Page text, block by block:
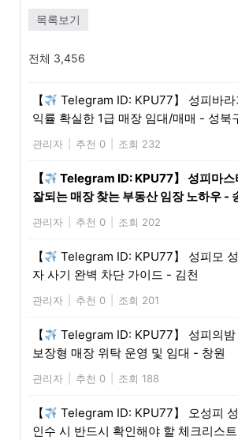
목록보기
전체 3,456
【
Telegram ID: KPU77】 성피바
익률 확실한 1급 매장 임대/매매 - 성북
관리자 추천 0 조회 232
【
Telegram ID: KPU77】 성피마스
잘되는 매장 찾는 부동산 임장 노하우 -
관리자 추천 0 조회 202
【
Telegram ID: KPU77】 성피모
자 사기 완벽 차단 가이드 - 김천
관리자 추천 0 조회 201
【
Telegram ID: KPU77】 성피의밤
보장형 매장 위탁 운영 및 임대 - 창원
관리자 추천 0 조회 188
【
Telegram ID: KPU77】 오성피
인수 시 반드시 확인해야 할 체크리스